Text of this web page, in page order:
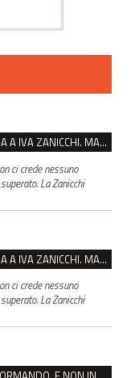
VENTASSO, SÌ ALLA CITTADINANZA ONORARIA A IVA ZANICCHI. MA BARGIACCHI: “È DI PESSIMO GUSTO”
ci crede nessuno
La Zanicchi
VENTASSO, SÌ ALLA CITTADINANZA ONORARIA A IVA ZANICCHI. MA BARGIACCHI: “È DI PESSIMO GUSTO”
ci crede nessuno
La Zanicchi